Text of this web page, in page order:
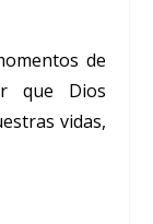
de
que Dios
vidas,